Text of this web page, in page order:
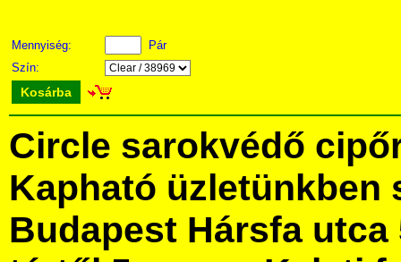
Mennyiség:
Pár
Szín:
Kosárba
Circle sarokvédő
Kapható üzletünkben
Budapest Hársfa utca